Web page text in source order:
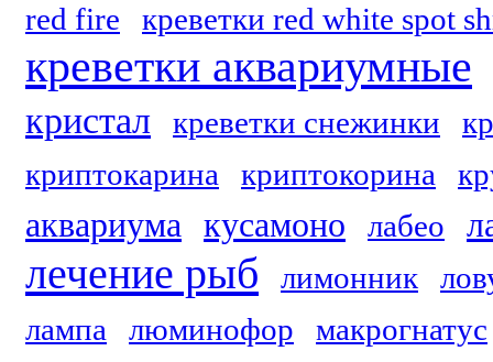
red fire
креветки red white spot
креветки аквариумные
кристал креветки снежинки
криптокарина
криптокорина
аквариума кусамоно лабео
лечение рыб лимонник
лампа
люминофор
макрогнатус